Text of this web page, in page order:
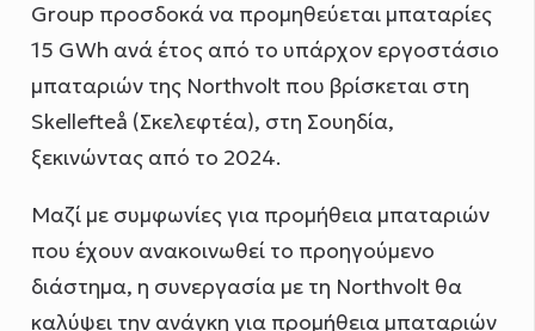
Group προσδοκά να προμηθεύεται μπαταρίες
15 GWh ανά έτος από το υπάρχον εργοστάσιο
μπαταριών της Northvolt που βρίσκεται στη
Skellefteå (Σκελεφτέα), στη Σουηδία,
ξεκινώντας από το 2024.
Μαζί με συμφωνίες για προμήθεια μπαταριών
που έχουν ανακοινωθεί το προηγούμενο
διάστημα, η συνεργασία με τη Northvolt θα
καλύψει την ανάγκη για προμήθεια μπαταριών